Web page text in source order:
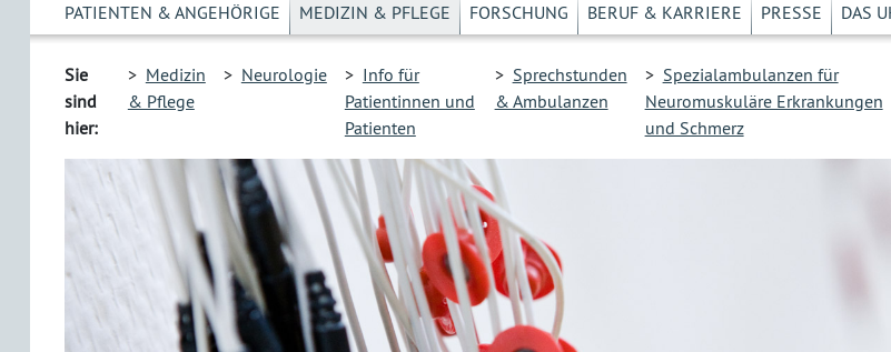
PATIENTEN & ANGEHÖRIGE MEDIZIN & PFLEGE FORSCHUNG BERUF & KARRIERE PRESSE DAS
Sie
sind
hier:
> Medizin
& Pflege
> Neurologie > Info für
Patientinnen und
Patienten
> Sprechstunden
& Ambulanzen
> Spezialambulanzen für
Neuromuskuläre Erkrankungen
und Schmerz